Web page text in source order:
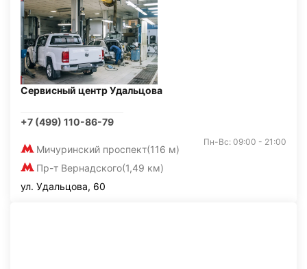
Сервисный центр Удальцова
+7 (499) 110-86-79
Мичуринский проспект(116 м)
Пр-т Вернадского(1,49 км)
Пн-Вс: 09:00 - 21:00
ул. Удальцова, 60